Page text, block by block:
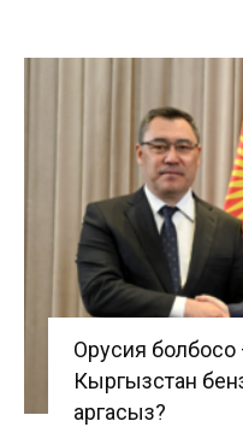
Орусия
Кыргызстан
аргасыз?